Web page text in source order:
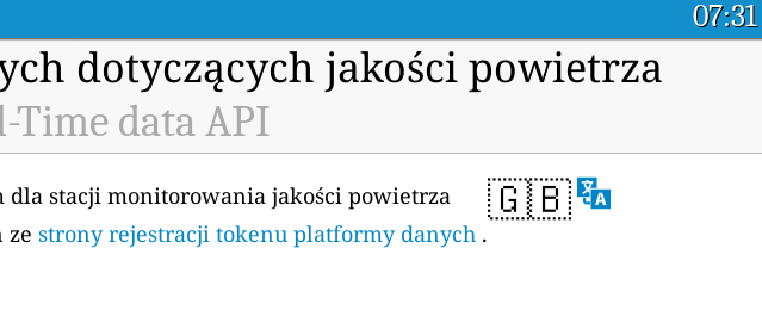
07:31
dotyczących jakości powietrza
Time data API
🇬🇧
dla stacji monitorowania jakości powietrza
ze strony rejestracji tokenu platformy danych .